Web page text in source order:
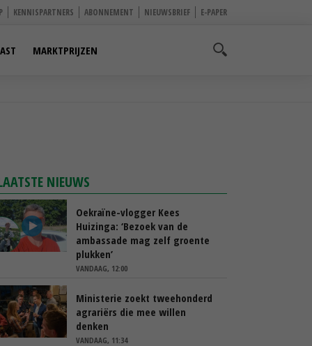
KENNISPARTNERS ABONNEMENT NIEUWSBRIEF E-PAPER
MARKTPRIJZEN
NIEUWS
Oekraïne-vlogger Kees
Huizinga: ‘Bezoek van de
ambassade mag zelf groente
plukken’
VANDAAG, 12:00
Ministerie zoekt tweehonderd
agrariërs die mee willen
denken
VANDAAG, 11:34